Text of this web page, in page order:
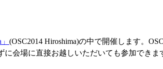
」(OSC2014 Hiroshima)の中で開催します。
会場に直接お越しいただいても参加できま